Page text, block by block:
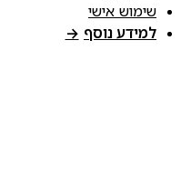
שימוש אישי
למידע נוסף →